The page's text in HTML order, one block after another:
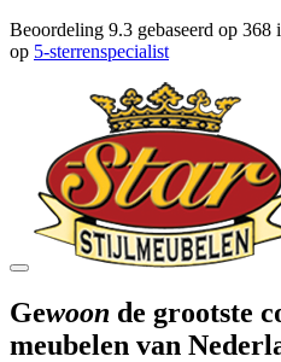
Beoordeling 9.3 gebaseerd op 368
op 5-sterrenspecialist
Toggle
Gewoon de grootste
meubelen van